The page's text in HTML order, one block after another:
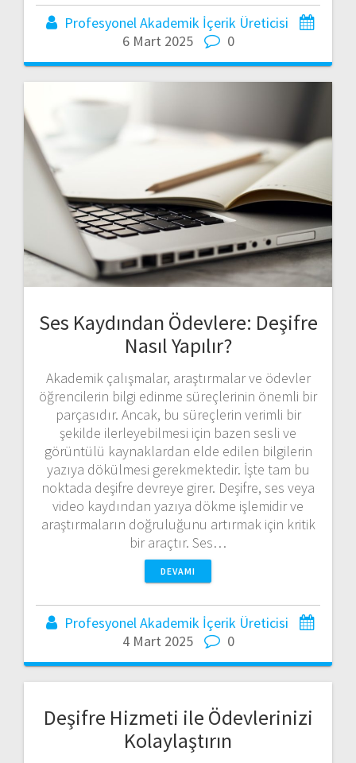
Profesyonel Akademik İçerik Üreticisi
6 Mart 2025
0
Ses Kaydından Ödevlere: Deşifre
Nasıl Yapılır?
Akademik çalışmalar, araştırmalar ve ödevler
öğrencilerin bilgi edinme süreçlerinin önemli bir
parçasıdır. Ancak, bu süreçlerin verimli bir
şekilde ilerleyebilmesi için bazen sesli ve
görüntülü kaynaklardan elde edilen bilgilerin
yazıya dökülmesi gerekmektedir. İşte tam bu
noktada deşifre devreye girer. Deşifre, ses veya
video kaydından yazıya dökme işlemidir ve
araştırmaların doğruluğunu artırmak için kritik
bir araçtır. Ses…
DEVAMI
Profesyonel Akademik İçerik Üreticisi
4 Mart 2025
0
Deşifre Hizmeti ile Ödevlerinizi
Kolaylaştırın